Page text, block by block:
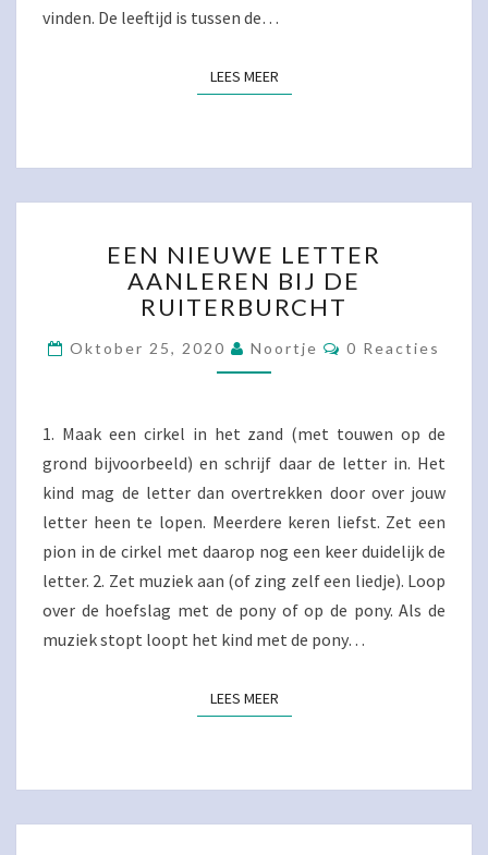
vinden. De leeftijd is tussen de…
LEES MEERLEES MEER
NIEUWE
LETTER
AANLEREN
DE
RUITERBURCHT
EEN NIEUWE LETTER
AANLEREN BIJ DE
RUITERBURCHT
Oktober 25, 2020 Noortje Reacties
0 Reacties
1. Maak een cirkel in het zand (met touwen op de
grond bijvoorbeeld) en schrijf daar de letter in. Het
kind mag de letter dan overtrekken door over jouw
letter heen te lopen. Meerdere keren liefst. Zet een
pion in de cirkel met daarop nog een keer duidelijk de
letter. 2. Zet muziek aan (of zing zelf een liedje). Loop
over de hoefslag met de pony of op de pony. Als de
muziek stopt loopt het kind met de pony…
LEES MEERLEES MEER